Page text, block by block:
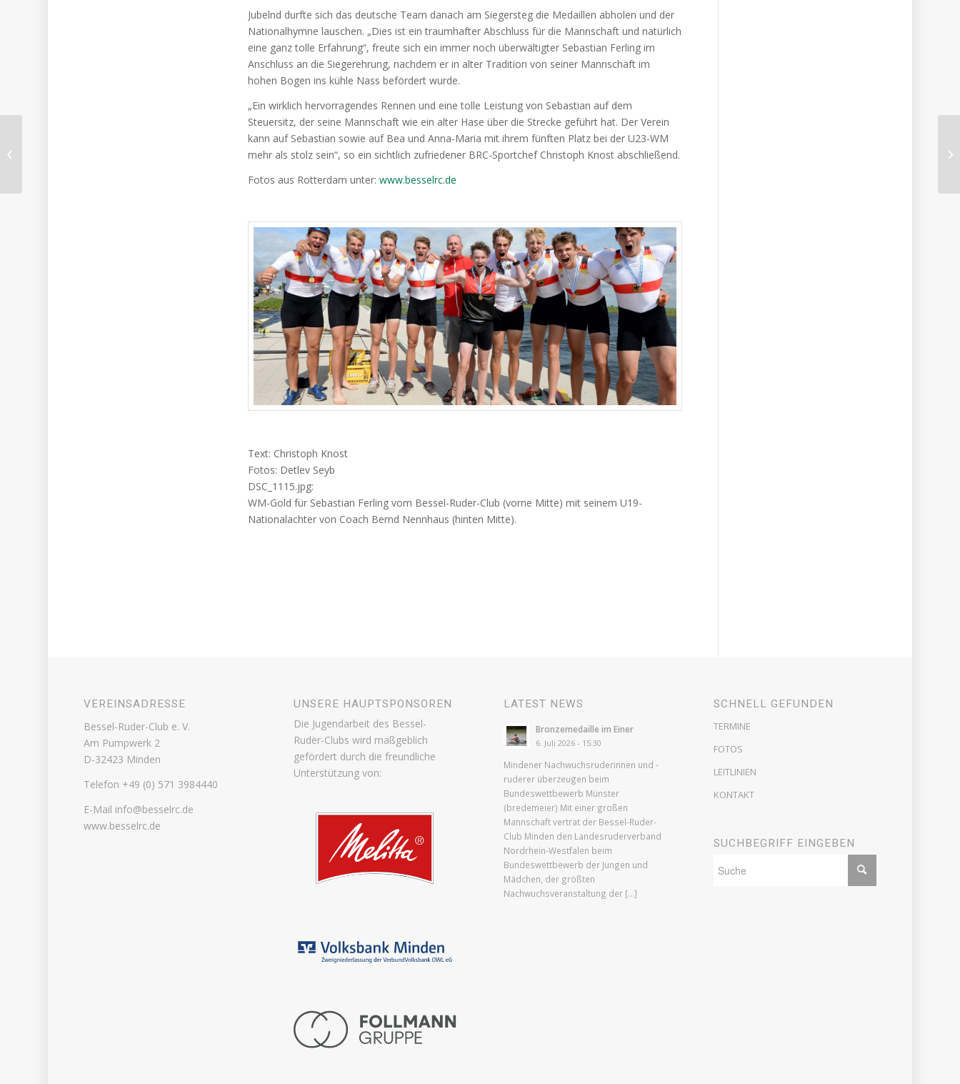
Jubelnd durfte sich das deutsche Team danach am Siegersteg die Medaillen abholen und der
Nationalhymne lauschen. „Dies ist ein traumhafter Abschluss für die Mannschaft und natürlich
eine ganz tolle Erfahrung“, freute sich ein immer noch überwältigter Sebastian Ferling im
Anschluss an die Siegerehrung, nachdem er in alter Tradition von seiner Mannschaft im
hohen Bogen ins kühle Nass befördert wurde.
„Ein wirklich hervorragendes Rennen und eine tolle Leistung von Sebastian auf dem
Steuersitz, der seine Mannschaft wie ein alter Hase über die Strecke geführt hat. Der Verein
kann auf Sebastian sowie auf Bea und Anna-Maria mit ihrem fünften Platz bei der U23-WM
mehr als stolz sein“, so ein sichtlich zufriedener BRC-Sportchef Christoph Knost abschließend.
Fotos aus Rotterdam unter:www.besselrc.de
Text: Christoph Knost
Fotos: Detlev Seyb
DSC_1115.jpg:
WM-Gold für Sebastian Ferling vom Bessel-Ruder-Club (vorne Mitte) mit seinem U19-
Nationalachter von Coach Bernd Nennhaus (hinten Mitte).
VEREINSADRESSE
Bessel-Ruder-Club e. V.
Am Pumpwerk 2
D-32423 Minden
Telefon +49 (0) 571 3984440
E-Mail info@besselrc.de
www.besselrc.de
UNSERE HAUPTSPONSOREN
Die Jugendarbeit des Bessel-
Ruder-Clubs wird maßgeblich
gefördert durch die freundliche
Unterstützung von:
LATEST NEWS
Bronzemedaille im Einer
6. Juli 2026 - 15:30
Mindener Nachwuchsruderinnen und -
ruderer überzeugen beim
Bundeswettbewerb Münster
(bredemeier) Mit einer großen
Mannschaft vertrat der Bessel-Ruder-
Club Minden den Landesruderverband
Nordrhein-Westfalen beim
Bundeswettbewerb der Jungen und
Mädchen, der größten
Nachwuchsveranstaltung der […]
SCHNELL GEFUNDEN
TERMINE
FOTOS
LEITLINIEN
KONTAKT
SUCHBEGRIFF EINGEBEN